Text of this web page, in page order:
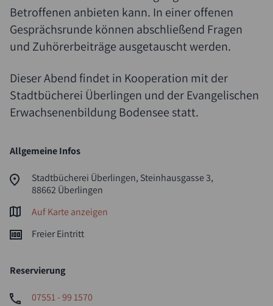
Betroffenen anbieten kann. In einer offenen
Gesprächsrunde können abschließend Fragen
und Zuhörerbeiträge ausgetauscht werden.
Dieser Abend findet in Kooperation mit der
Stadtbücherei Überlingen und der Evangelischen
Erwachsenenbildung Bodensee statt.
Allgemeine Infos
Stadtbücherei Überlingen, Steinhausgasse 3,
88662 Überlingen
Auf Karte anzeigen
Freier Eintritt
Reservierung
07551 - 99 1570